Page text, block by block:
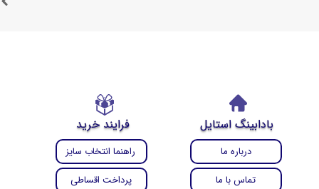
فرایند خرید بادابینگ استایل
راهنما انتخاب سایز
پرداخت اقساطی
درباره ما
تماس با ما